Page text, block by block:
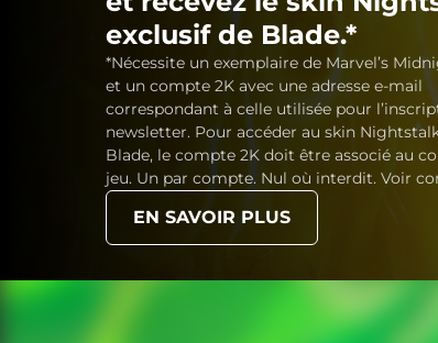
exclusif de Blade.*
*Nécessite un exemplaire de Marvel’s
et un compte 2K avec une adresse e-mail
correspondant à celle utilisée pour
newsletter. Pour accéder au skin
Blade, le compte 2K doit être associé au
jeu. Un par compte. Nul où interdit. Voir
EN SAVOIR PLUS